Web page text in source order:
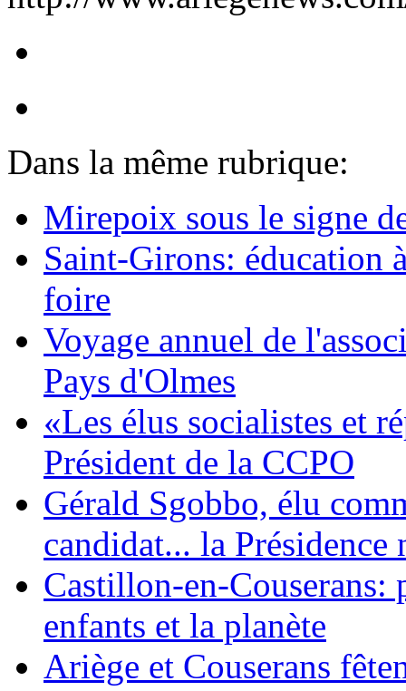
Dans la même rubrique:
Mirepoix sous le signe
Saint-Girons: éducation
foire
Voyage annuel de
Pays d'Olmes
«Les élus socialistes et
Président de la CCPO
Gérald Sgobbo, élu
candidat... la Présidence
Castillon-en-Couserans:
enfants et la planète
Ariège et Couserans